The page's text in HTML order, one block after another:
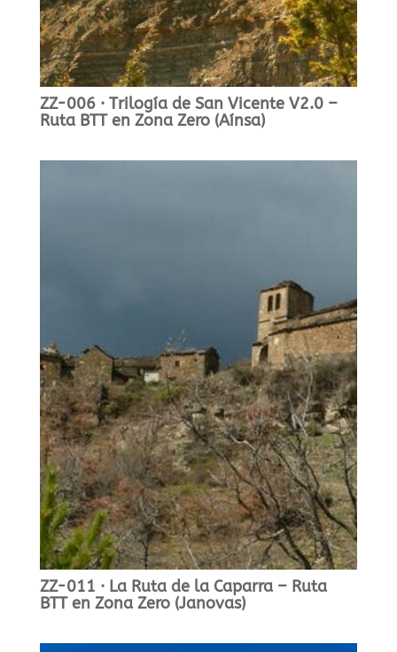
ZZ-006 · Trilogía de San Vicente V2.0 –
Ruta BTT en Zona Zero (Aínsa)
ZZ-011 · La Ruta de la Caparra – Ruta
BTT en Zona Zero (Janovas)